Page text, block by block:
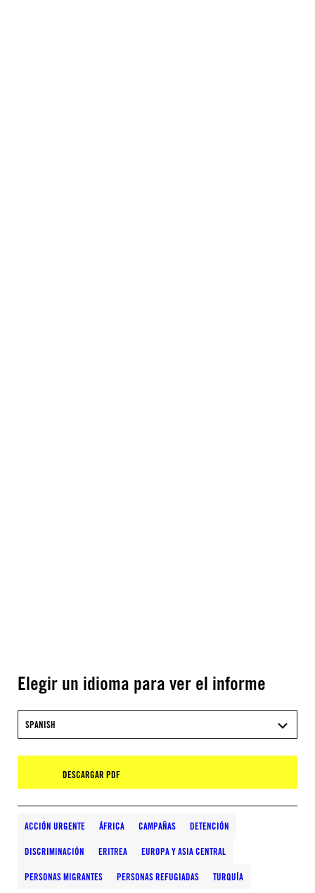
Elegir un idioma para ver el informe
SPANISH
DESCARGAR PDF
ACCIÓN URGENTE ÁFRICA CAMPAÑAS DETENCIÓN
DISCRIMINACIÓN ERITREA EUROPA Y ASIA CENTRAL
PERSONAS MIGRANTES PERSONAS REFUGIADAS TURQUÍA